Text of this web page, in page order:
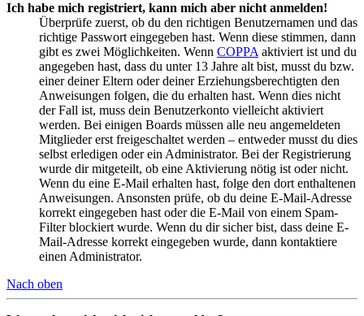
Ich habe mich registriert, kann mich aber nicht anmelden!
Überprüfe zuerst, ob du den richtigen Benutzernamen und das
richtige Passwort eingegeben hast. Wenn diese stimmen, dann
gibt es zwei Möglichkeiten. Wenn COPPA aktiviert ist und du
angegeben hast, dass du unter 13 Jahre alt bist, musst du bzw.
einer deiner Eltern oder deiner Erziehungsberechtigten den
Anweisungen folgen, die du erhalten hast. Wenn dies nicht
der Fall ist, muss dein Benutzerkonto vielleicht aktiviert
werden. Bei einigen Boards müssen alle neu angemeldeten
Mitglieder erst freigeschaltet werden – entweder musst du dies
selbst erledigen oder ein Administrator. Bei der Registrierung
wurde dir mitgeteilt, ob eine Aktivierung nötig ist oder nicht.
Wenn du eine E-Mail erhalten hast, folge den dort enthaltenen
Anweisungen. Ansonsten prüfe, ob du deine E-Mail-Adresse
korrekt eingegeben hast oder die E-Mail von einem Spam-
Filter blockiert wurde. Wenn du dir sicher bist, dass deine E-
Mail-Adresse korrekt eingegeben wurde, dann kontaktiere
einen Administrator.
Nach oben